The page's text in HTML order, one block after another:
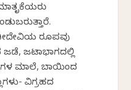
ರೂಪವು
ಜಡೆ, ಜಟಾಭಾಗದಲ್ಲಿ
ಮಾಲೆ, ಬಾಯಿಂದ
ವಿಗ್ರಹದ